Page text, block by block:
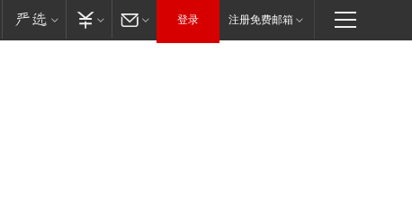
登录 注册免费邮箱